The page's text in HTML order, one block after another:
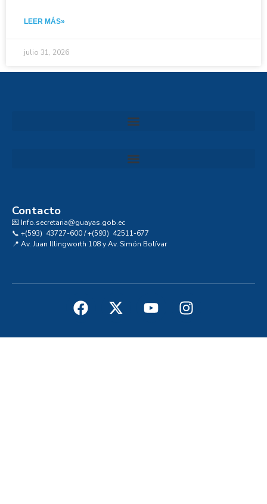
LEER MÁS»
julio 31, 2026
Contacto
💌 Info.secretaria@guayas.gob.ec
📞 +(593) 43727-600 / +(593) 42511-677
📍 Av. Juan Illingworth 108 y Av. Simón Bolívar